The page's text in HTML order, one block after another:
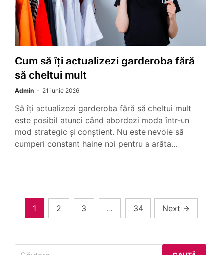
Cum să îți actualizezi garderoba fără
să cheltui mult
Admin 21 iunie 2026
Să îți actualizezi garderoba fără să cheltui mult
este posibil atunci când abordezi moda într-un
mod strategic și conștient. Nu este nevoie să
cumperi constant haine noi pentru a arăta…
Paginație
1 2 3 … 34 Next →